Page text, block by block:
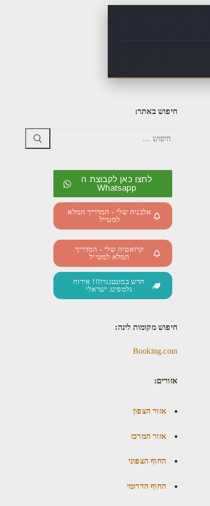
חיפוש באתר:
לחצו כאן לקבוצת ה
Whatsapp
אלבניה שלי - המדריך המלא
למטייל
קרואטיה שלי - המדריך
המלא למטייל
חדש במונטנגרו!!! אירוח
גלמפינג ישראלי
חיפוש מקומות לינה:
Booking.com
אזורים:
אזור הצפון
אזור המרכז
החוף הצפוני
החוף הדרומי